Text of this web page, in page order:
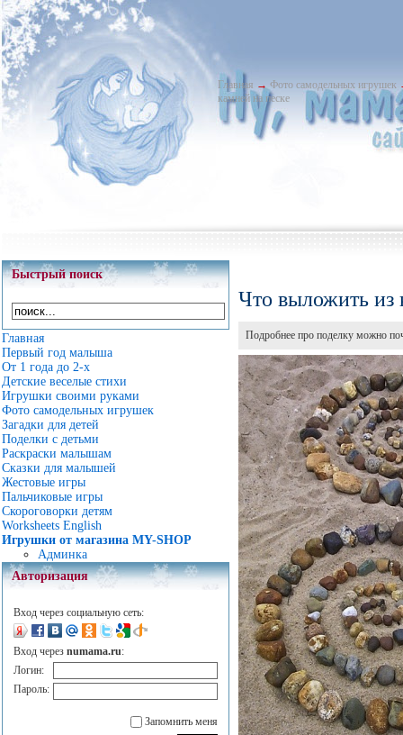
Главная → Фото самодельных игрушек
камней на песке
Быстрый поиск
Главная
Первый год малыша
От 1 года до 2-х
Детские веселые стихи
Игрушки своими руками
Фото самодельных игрушек
Загадки для детей
Поделки с детьми
Раскраски малышам
Сказки для малышей
Жестовые игры
Пальчиковые игры
Скороговорки детям
Worksheets English
Игрушки от магазина MY-SHOP
Админка
Авторизация
Вход через социальную сеть:
Вход через numama.ru:
Логин:
Пароль:
Запомнить меня
Что выложить из
Подробнее про поделку можно